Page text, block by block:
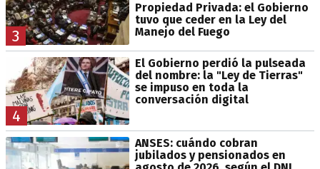
3
Propiedad Privada: el Gobierno
tuvo que ceder en la Ley del
Manejo del Fuego
4
El Gobierno perdió la pulseada
del nombre: la "Ley de Tierras"
se impuso en toda la
conversación digital
ANSES: cuándo cobran
jubilados y pensionados en